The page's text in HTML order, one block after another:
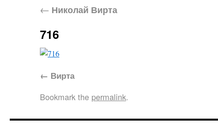
← Николай Вирта
716
Вирта
Bookmark the permalink.